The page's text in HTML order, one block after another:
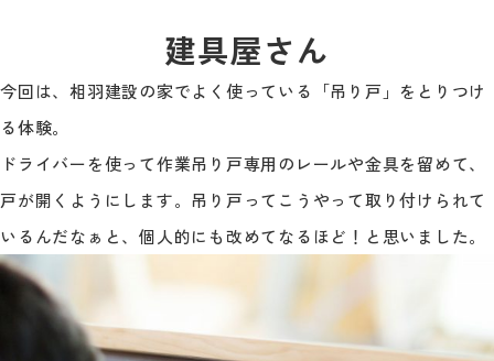
建具屋さん
今回は、相羽建設の家でよく使っている「吊り戸」をとりつけ
る体験。
ドライバーを使って作業吊り戸専用のレールや金具を留めて、
戸が開くようにします。吊り戸ってこうやって取り付けられて
いるんだなぁと、個人的にも改めてなるほど！と思いました。